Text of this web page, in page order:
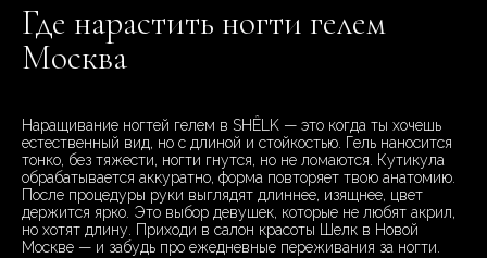
Где нарастить ногти гелем
Москва
Наращивание ногтей гелем в SHÊLK — это когда ты хочешь
естественный вид, но с длиной и стойкостью. Гель наносится
тонко, без тяжести, ногти гнутся, но не ломаются. Кутикула
обрабатывается аккуратно, форма повторяет твою анатомию.
После процедуры руки выглядят длиннее, изящнее, цвет
держится ярко. Это выбор девушек, которые не любят акрил,
но хотят длину. Приходи в салон красоты Шелк в Новой
Москве — и забудь про ежедневные переживания за ногти.